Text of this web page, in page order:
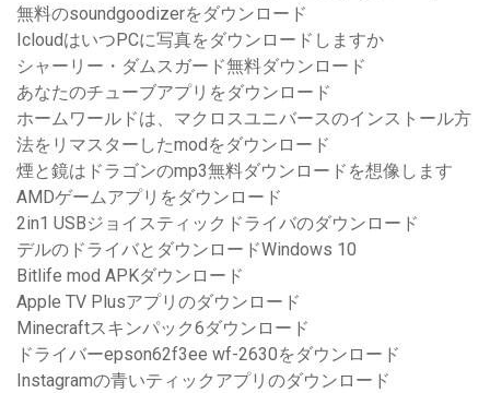
無料のsoundgoodizerをダウンロード
IcloudはいつPCに写真をダウンロードしますか
シャーリー・ダムスガード無料ダウンロード
あなたのチューブアプリをダウンロード
ホームワールドは、マクロスユニバースのインストール方
法をリマスターしたmodをダウンロード
煙と鏡はドラゴンのmp3無料ダウンロードを想像します
AMDゲームアプリをダウンロード
2in1 USBジョイスティックドライバのダウンロード
デルのドライバとダウンロードWindows 10
Bitlife mod APKダウンロード
Apple TV Plusアプリのダウンロード
Minecraftスキンパック6ダウンロード
ドライバーepson62f3ee wf-2630をダウンロード
Instagramの青いティックアプリのダウンロード